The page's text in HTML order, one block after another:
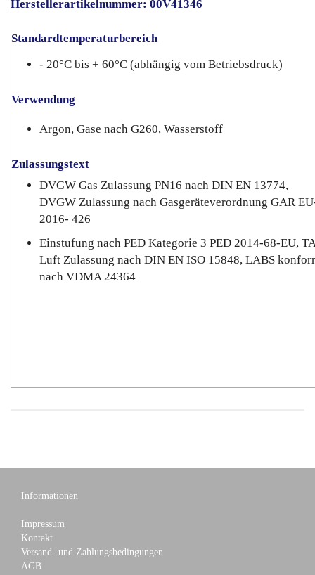
Herstellerartikelnummer: 00V41346
Standardtemperaturbereich
- 20°C bis + 60°C (abhängig vom Betriebsdruck)
Verwendung
Argon, Gase nach G260, Wasserstoff
Zulassungstext
DVGW Gas Zulassung PN16 nach DIN EN 13774,
DVGW Zulassung nach Gasgeräteverordnung GAR
2016- 426
Einstufung nach PED Kategorie 3 PED 2014-68-EU,
Luft Zulassung nach DIN EN ISO 15848, LABS
nach VDMA 24364
Informationen
Impressum
Kontakt
Versand- und Zahlungsbedingungen
AGB